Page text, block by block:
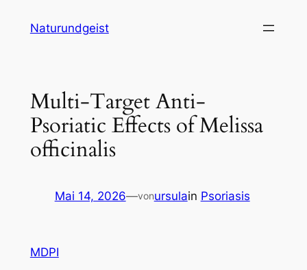
InhaltNaturundgeist
Multi-Target Anti-
Psoriatic Effects of Melissa
officinalis
Mai 14, 2026—vonursulain Psoriasis
MDPI